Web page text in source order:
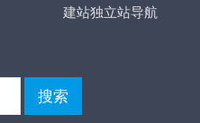
建站独立站导航